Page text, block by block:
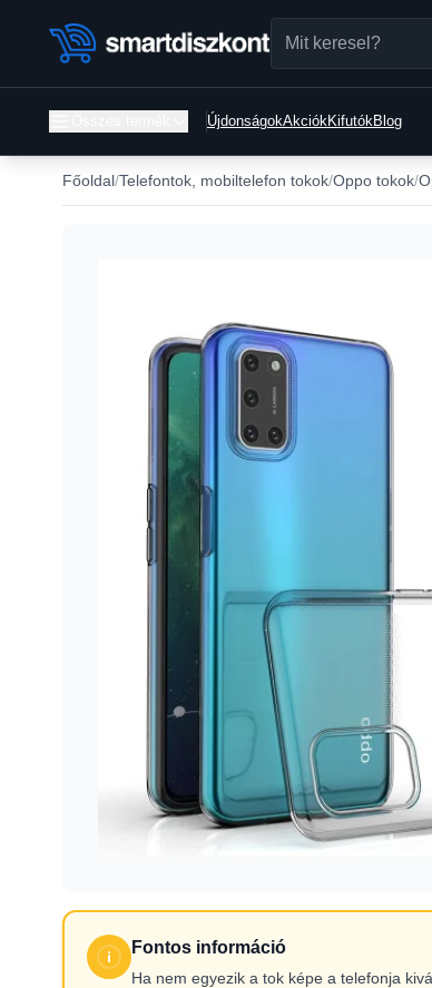
ÚjdonságokAkciókKifutókBlog
Főoldal Telefontok, mobiltelefon tokok Oppo tokok
Fontos információ
Ha nem egyezik a tok képe a telefonja